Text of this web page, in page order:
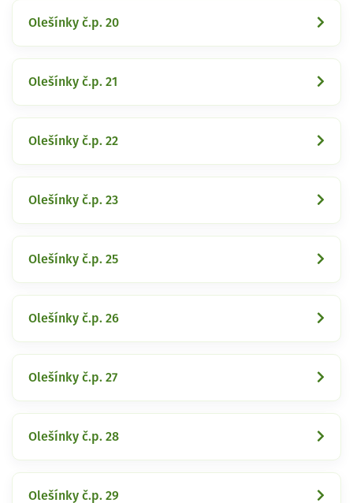
Olešínky č.p. 20
Olešínky č.p. 21
Olešínky č.p. 22
Olešínky č.p. 23
Olešínky č.p. 25
Olešínky č.p. 26
Olešínky č.p. 27
Olešínky č.p. 28
Olešínky č.p. 29